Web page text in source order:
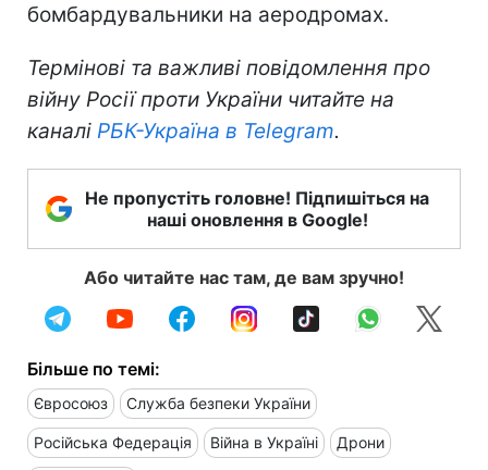
бомбардувальники на аеродромах.
Термінові та важливі повідомлення про
війну Росії проти України читайте на
каналі РБК-Україна в Telegram.
Не пропустіть головне! Підпишіться на
наші оновлення в Google!
Або читайте нас там, де вам зручно!
Більше по темі:
Євросоюз Служба безпеки України
Російська Федерація Війна в Україні Дрони